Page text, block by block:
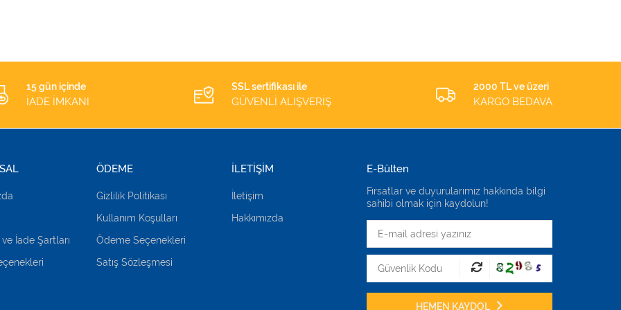
15 gün içinde
İADE İMKANI
SSL sertifikası ile
GÜVENLİ ALIŞVERİŞ
2000 TL ve üzeri
KARGO BEDAVA
E-Bülten
Fırsatlar ve duyurularımız hakkında bilgi
sahibi olmak için kaydolun!
HEMEN KAYDOL
İade Şartları
ÖDEME
Gizlilik Politikası
Kullanım Koşulları
Ödeme Seçenekleri
Satış Sözleşmesi
İLETİŞİM
İletişim
Hakkımızda